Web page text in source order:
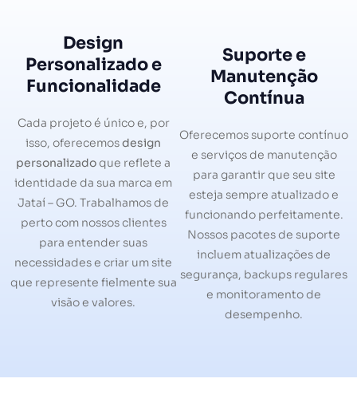
Design
Personalizado e
Funcionalidade
Cada projeto é único e, por
isso, oferecemosdesign
personalizadoque reflete a
identidade da sua marca em
Jataí – GO. Trabalhamos de
perto com nossos clientes
para entender suas
necessidades e criar um site
que represente fielmente sua
visão e valores.
Suporte e
Manutenção
Contínua
Oferecemos suporte contínuo
e serviços de manutenção
para garantir que seu site
esteja sempre atualizado e
funcionando perfeitamente.
Nossos pacotes de suporte
incluem atualizações de
segurança, backups regulares
e monitoramento de
desempenho.